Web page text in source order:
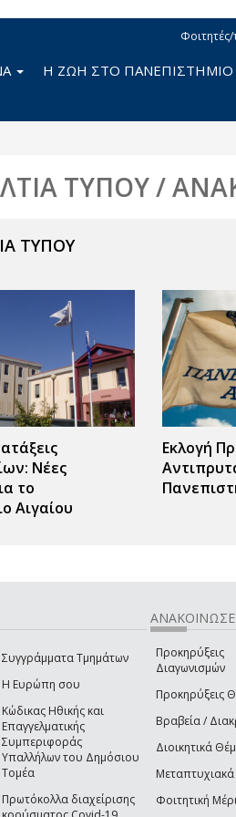
Φοιτητές/
Η ΖΩΗ ΣΤΟ ΠΑΝΕΠΙΣΤΗΜΙΟ
ΤΥΠΟΥ /
ΤΥΠΟΥ
Νέες
το
Αιγαίου
Εκλογή
Συγγράμματα Τμημάτων
Η Ευρώπη σου
Κώδικας Ηθικής και
Επαγγελματικής
Συμπεριφοράς
Υπαλλήλων του Δημόσιου
Τομέα
Πρωτόκολλα διαχείρισης
Προκηρύξεις
Διαγωνισμών
Προκηρύξεις
Βραβεία /
Διοικητικά
Μεταπτυχιακά
Φοιτητική